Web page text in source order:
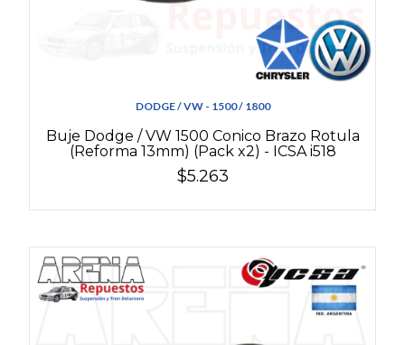
DODGE / VW - 1500 / 1800
Buje Dodge / VW 1500 Conico Brazo Rotula
(Reforma 13mm) (Pack x2) - ICSA i518
$5.263